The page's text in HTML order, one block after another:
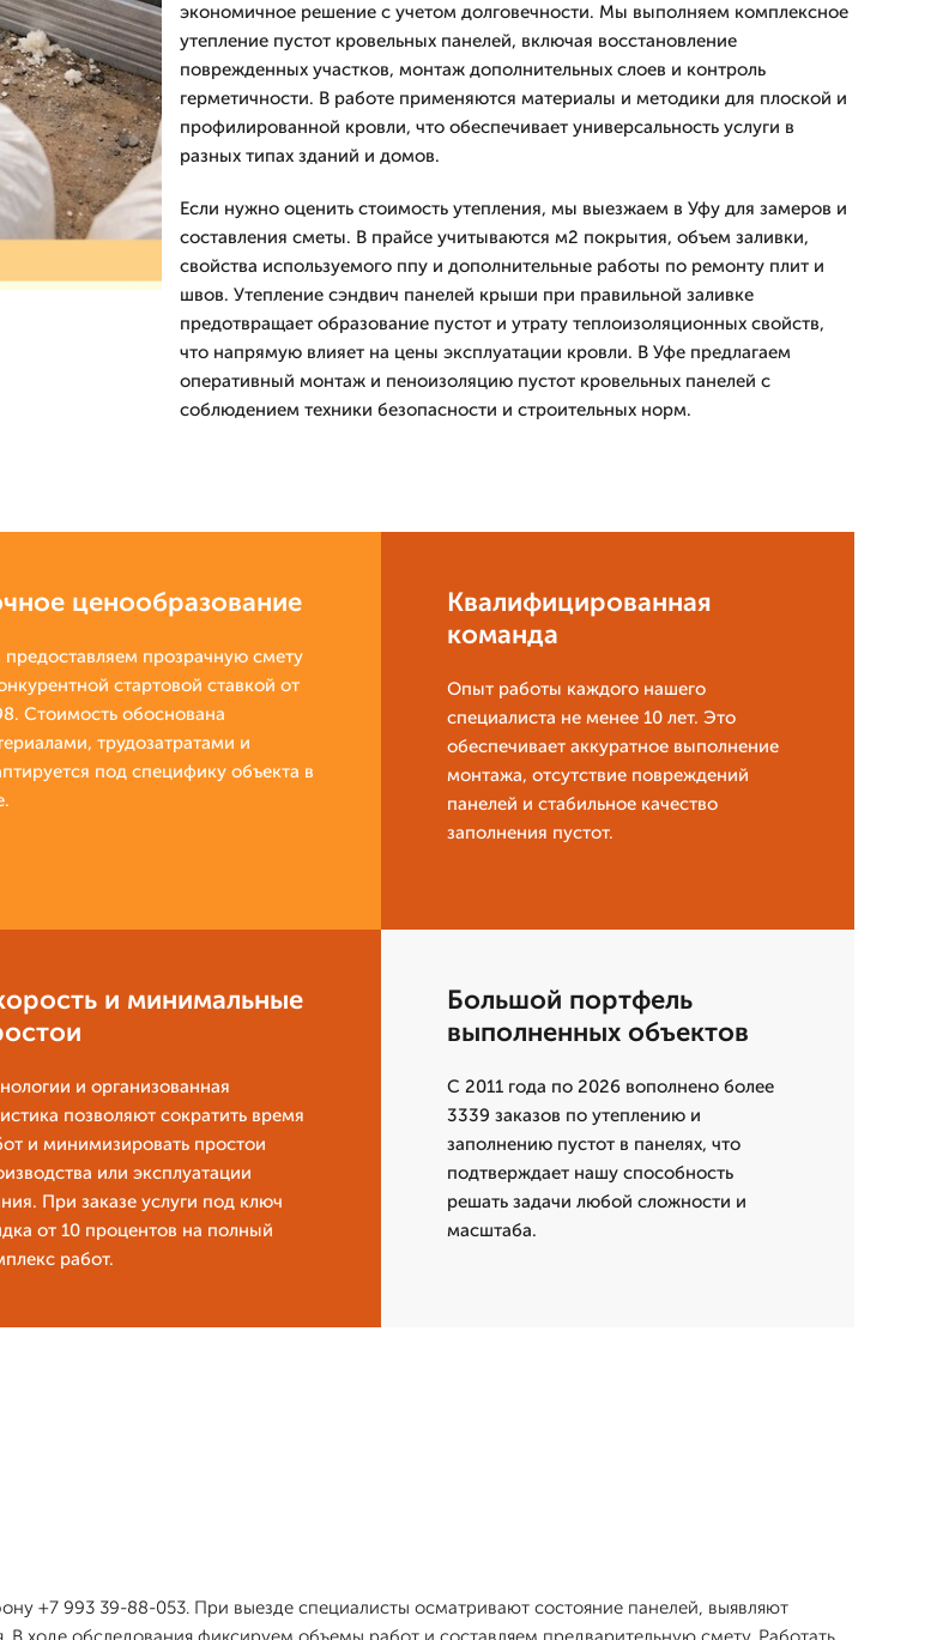
экономичное решение с учетом долговечности. Мы выполняем комплексное
утепление пустот кровельных панелей, включая восстановление
поврежденных участков, монтаж дополнительных слоев и контроль
герметичности. В работе применяются материалы и методики для плоской и
профилированной кровли, что обеспечивает универсальность услуги в
разных типах зданий и домов.
Если нужно оценить стоимость утепления, мы выезжаем в Уфу для замеров и
составления сметы. В прайсе учитываются м2 покрытия, объем заливки,
свойства используемого ппу и дополнительные работы по ремонту плит и
швов. Утепление сэндвич панелей крыши при правильной заливке
предотвращает образование пустот и утрату теплоизоляционных свойств,
что напрямую влияет на цены эксплуатации кровли. В Уфе предлагаем
оперативный монтаж и пеноизоляцию пустот кровельных панелей с
соблюдением техники безопасности и строительных норм.
ценообразование
прозрачную смету
стартовой ставкой от
Стоимость обоснована
трудозатратами и
под специфику объекта в
Квалифицированная
команда
Опыт работы каждого нашего
специалиста не менее 10 лет. Это
обеспечивает аккуратное выполнение
монтажа, отсутствие повреждений
панелей и стабильное качество
заполнения пустот.
и минимальные
и организованная
позволяют сократить время
и минимизировать простои
или эксплуатации
При заказе услуги под ключ
от 10 процентов на полный
работ.
Большой портфель
выполненных объектов
С 2011 года по 2026 вополнено более
3339 заказов по утеплению и
заполнению пустот в панелях, что
подтверждает нашу способность
решать задачи любой сложности и
масштаба.
+7 993 39-88-053. При выезде специалисты осматривают состояние панелей, выявляют